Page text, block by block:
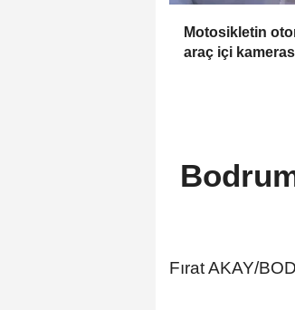
Motosikletin
araç içi
Fırat AKAY/